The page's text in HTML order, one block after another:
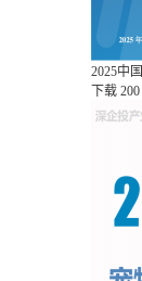
2025中
下载